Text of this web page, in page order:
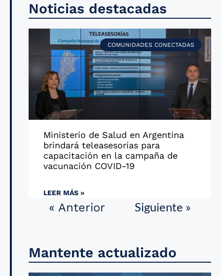
Noticias destacadas
COMUNIDADES CONECTADAS
Ministerio de Salud en Argentina
brindará teleasesorías para
capacitación en la campaña de
vacunación COVID-19
LEER MÁS »
« Anterior Siguiente »
Mantente actualizado